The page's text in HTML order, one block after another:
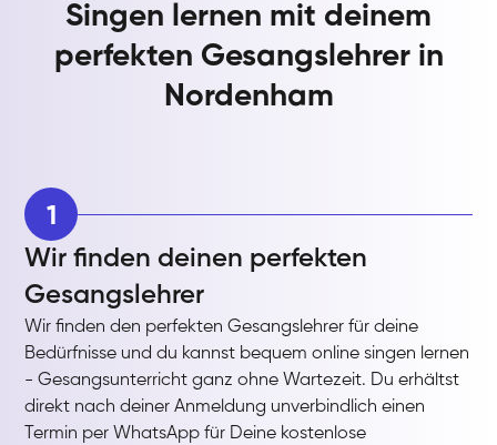
Singen lernen mit deinem
perfekten Gesangslehrer in
Nordenham
1
Wir finden deinen perfekten
Gesangslehrer
Wir finden den perfekten Gesangslehrer für deine
Bedürfnisse und du kannst bequem online singen lernen
- Gesangsunterricht ganz ohne Wartezeit. Du erhältst
direkt nach deiner Anmeldung unverbindlich einen
Termin per WhatsApp für Deine kostenlose